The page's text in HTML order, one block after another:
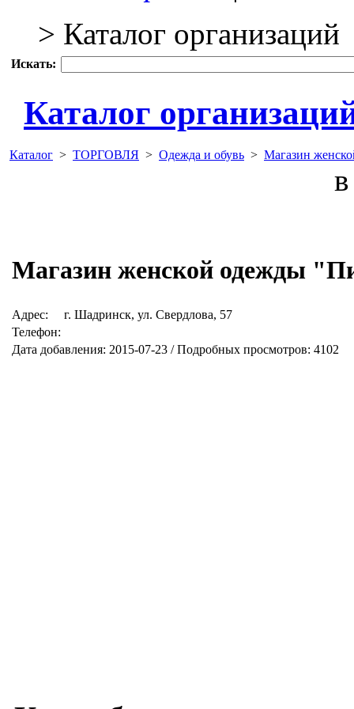
> Каталог организаций
Искать:
Каталог
Каталог > ТОРГОВЛЯ > Одежда и обувь > Магазин
Магазин женской одежды
Адрес:
г. Шадринск, ул. Свердлова, 57
Телефон:
Дата добавления: 2015-07-23 / Подробных просмотров: 4102